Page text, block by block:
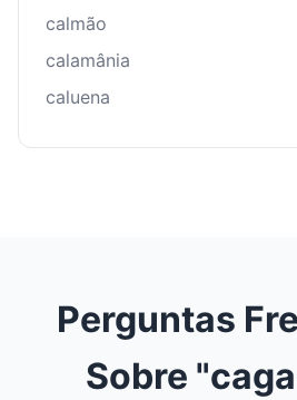
calmão
calamânia
caluena
Perguntas
Sobre